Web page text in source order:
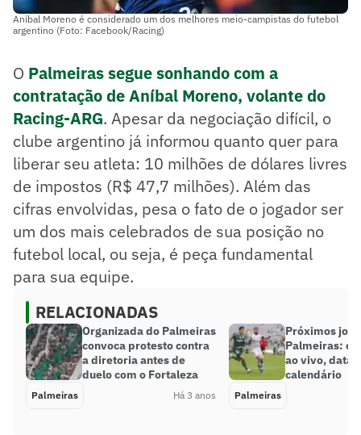
Aníbal Moreno é considerado um dos melhores meio-campistas do futebol
argentino (Foto: Facebook/Racing)
O Palmeiras segue sonhando com a
contratação de Aníbal Moreno, volante do
Racing-ARG. Apesar da negociação difícil, o
clube argentino já informou quanto quer para
liberar seu atleta: 10 milhões de dólares livres
de impostos (R$ 47,7 milhões). Além das
cifras envolvidas, pesa o fato de o jogador ser
um dos mais celebrados de sua posição no
futebol local, ou seja, é peça fundamental
para sua equipe.
RELACIONADAS
Organizada do Palmeiras
convoca protesto contra
a diretoria antes de
duelo com o Fortaleza
Palmeiras Há 3 anos
Próximos
Palmeiras:
ao vivo,
calendário
Palmeiras